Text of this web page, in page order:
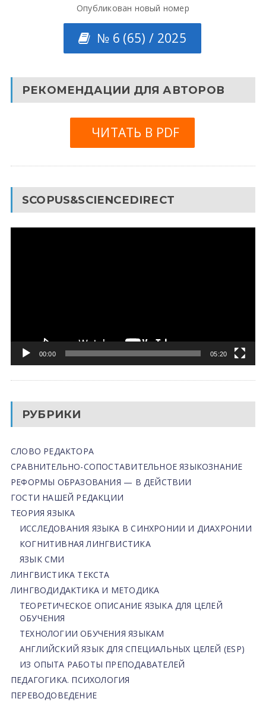
Опубликован новый номер
№ 6 (65) / 2025
РЕКОМЕНДАЦИИ ДЛЯ АВТОРОВ
ЧИТАТЬ В PDF
SCOPUS&SCIENCEDIRECT
00:00 05:20
РУБРИКИ
СЛОВО РЕДАКТОРА
СРАВНИТЕЛЬНО-СОПОСТАВИТЕЛЬНОЕ ЯЗЫКОЗНАНИЕ
РЕФОРМЫ ОБРАЗОВАНИЯ — В ДЕЙСТВИИ
ГОСТИ НАШЕЙ РЕДАКЦИИ
ТЕОРИЯ ЯЗЫКА
ИССЛЕДОВАНИЯ ЯЗЫКА В СИНХРОНИИ И ДИАХРОНИИ
КОГНИТИВНАЯ ЛИНГВИСТИКА
ЯЗЫК СМИ
ЛИНГВИСТИКА ТЕКСТА
ЛИНГВОДИДАКТИКА И МЕТОДИКА
ТЕОРЕТИЧЕСКОЕ ОПИСАНИЕ ЯЗЫКА ДЛЯ ЦЕЛЕЙ
ОБУЧЕНИЯ
ТЕХНОЛОГИИ ОБУЧЕНИЯ ЯЗЫКАМ
АНГЛИЙСКИЙ ЯЗЫК ДЛЯ СПЕЦИАЛЬНЫХ ЦЕЛЕЙ (ESP)
ИЗ ОПЫТА РАБОТЫ ПРЕПОДАВАТЕЛЕЙ
ПЕДАГОГИКА. ПСИХОЛОГИЯ
ПЕРЕВОДОВЕДЕНИЕ